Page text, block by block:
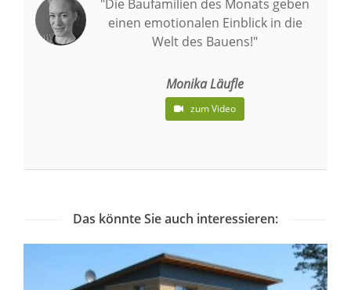
"Die Baufamilien des Monats geben
einen emotionalen Einblick in die
Welt des Bauens!"
Monika Läufle
zum Video
Das könnte Sie auch interessieren: